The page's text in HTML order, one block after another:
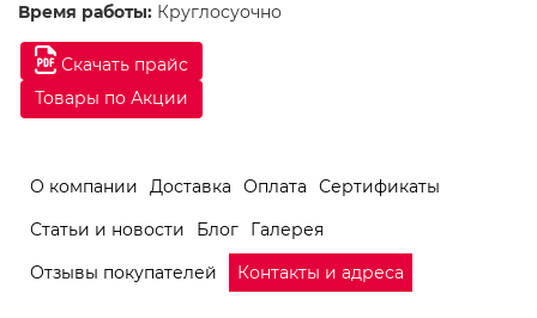
Скачать прайс
Товары по Акции
Время работы: Круглосуочно
О компании Доставка Оплата
Сертификаты
Статьи и новости
Блог
Галерея
Отзывы покупателей
Контакты и адреса